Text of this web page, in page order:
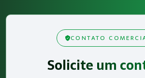
CONTATO
Solicite um